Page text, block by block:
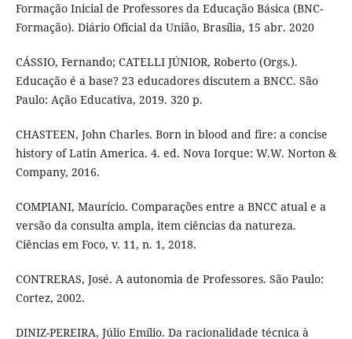
Formação Inicial de Professores da Educação Básica (BNC-
Formação). Diário Oficial da União, Brasília, 15 abr. 2020
CÁSSIO, Fernando; CATELLI JÚNIOR, Roberto (Orgs.).
Educação é a base? 23 educadores discutem a BNCC. São
Paulo: Ação Educativa, 2019. 320 p.
CHASTEEN, John Charles. Born in blood and fire: a concise
history of Latin America. 4. ed. Nova Iorque: W.W. Norton &
Company, 2016.
COMPIANI, Maurício. Comparações entre a BNCC atual e a
versão da consulta ampla, item ciências da natureza.
Ciências em Foco, v. 11, n. 1, 2018.
CONTRERAS, José. A autonomia de Professores. São Paulo:
Cortez, 2002.
DINIZ-PEREIRA, Júlio Emílio. Da racionalidade técnica à